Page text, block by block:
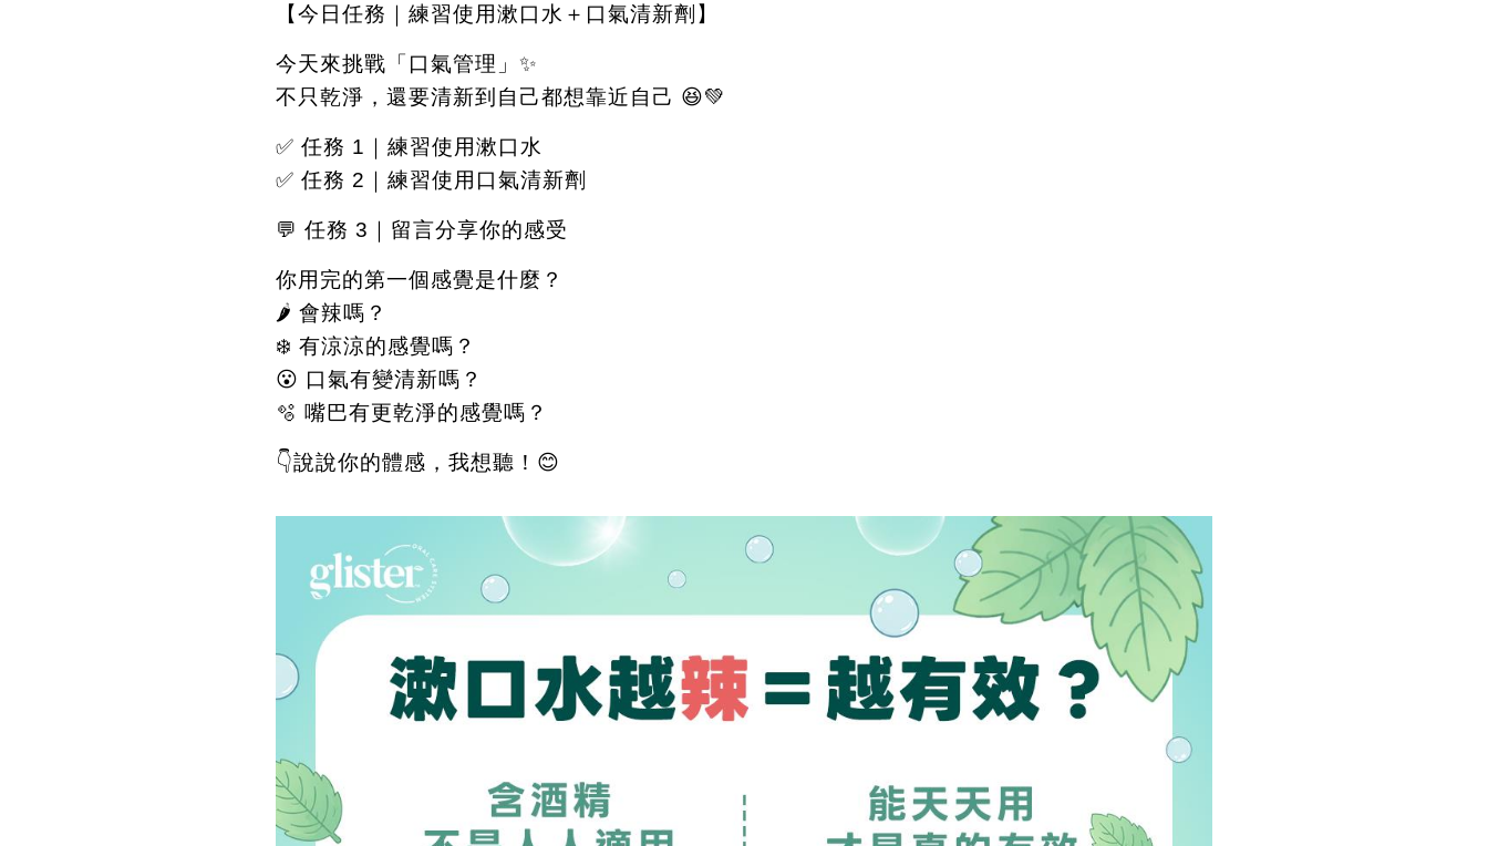
【今日任務｜練習使用漱口水＋口氣清新劑】
今天來挑戰「口氣管理」 ✨
不只乾淨，還要清新到自己都想靠近自己 😆💚
✅ 任務 1 ｜練習使用漱口水
✅ 任務 2 ｜練習使用口氣清新劑
💬 任務 3 ｜留言分享你的感受
你用完的第一個感覺是什麼？
🌶️ 會辣嗎？
❄️ 有涼涼的感覺嗎？
😮 口氣有變清新嗎？
🫧 嘴巴有更乾淨的感覺嗎？
👇說說你的體感，我想聽！ 😊